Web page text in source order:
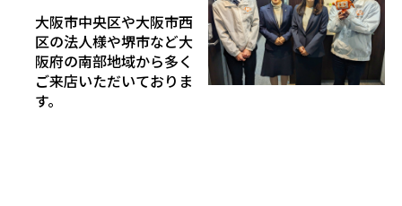
大阪市中央区や大阪市西
区の法人様や堺市など大
阪府の南部地域から多く
ご来店いただいておりま
す。